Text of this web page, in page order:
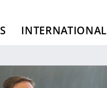
INTERNATIONAL